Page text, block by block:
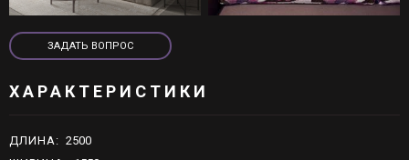
live:schn.moebel ЗАДАТЬ ВОПРОС
ЗАДАТЬ ВОПРОС
ХАРАКТЕРИСТИКИ
ДЛИНА: 2500